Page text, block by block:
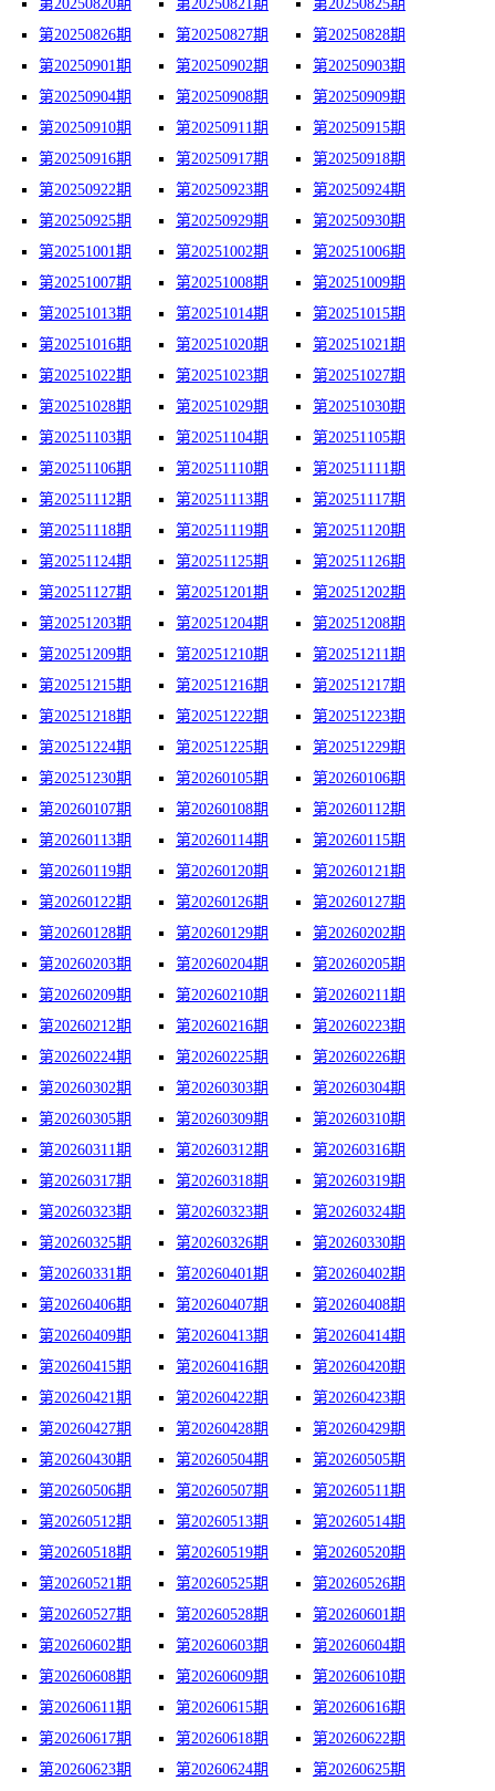
第20250820期 第20250821期
第20250825期
第20250826期
第20250827期
第20250828期
第20250901期
第20250902期
第20250903期
第20250904期
第20250908期
第20250909期
第20250910期
第20250911期
第20250915期
第20250916期
第20250917期
第20250918期
第20250922期
第20250923期
第20250924期
第20250925期
第20250929期
第20250930期
第20251001期
第20251002期
第20251006期
第20251007期
第20251008期
第20251009期
第20251013期
第20251014期
第20251015期
第20251016期
第20251020期
第20251021期
第20251022期
第20251023期
第20251027期
第20251028期
第20251029期
第20251030期
第20251103期
第20251104期
第20251105期
第20251106期
第20251110期
第20251111期
第20251112期
第20251113期
第20251117期
第20251118期
第20251119期
第20251120期
第20251124期
第20251125期
第20251126期
第20251127期
第20251201期
第20251202期
第20251203期
第20251204期
第20251208期
第20251209期
第20251210期
第20251211期
第20251215期
第20251216期
第20251217期
第20251218期
第20251222期
第20251223期
第20251224期
第20251225期
第20251229期
第20251230期
第20260105期
第20260106期
第20260107期
第20260108期
第20260112期
第20260113期
第20260114期
第20260115期
第20260119期
第20260120期
第20260121期
第20260122期
第20260126期
第20260127期
第20260128期
第20260129期
第20260202期
第20260203期
第20260204期
第20260205期
第20260209期
第20260210期
第20260211期
第20260212期
第20260216期
第20260223期
第20260224期
第20260225期
第20260226期
第20260302期
第20260303期
第20260304期
第20260305期
第20260309期
第20260310期
第20260311期
第20260312期
第20260316期
第20260317期
第20260318期
第20260319期
第20260323期
第20260323期
第20260324期
第20260325期
第20260326期
第20260330期
第20260331期
第20260401期
第20260402期
第20260406期
第20260407期
第20260408期
第20260409期
第20260413期
第20260414期
第20260415期
第20260416期
第20260420期
第20260421期
第20260422期
第20260423期
第20260427期
第20260428期
第20260429期
第20260430期
第20260504期
第20260505期
第20260506期
第20260507期
第20260511期
第20260512期
第20260513期
第20260514期
第20260518期
第20260519期
第20260520期
第20260521期
第20260525期
第20260526期
第20260527期
第20260528期
第20260601期
第20260602期
第20260603期
第20260604期
第20260608期
第20260609期
第20260610期
第20260611期
第20260615期
第20260616期
第20260617期
第20260618期
第20260622期
第20260623期
第20260624期
第20260625期